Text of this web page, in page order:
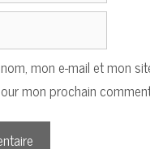
mon e-mail et mon
mon prochain